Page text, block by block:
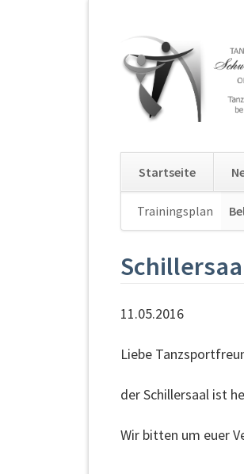
Startseite
überspringen
Trainingsplan
11.05.2016
Liebe
der Schillersaal ist
Wir bitten um euer